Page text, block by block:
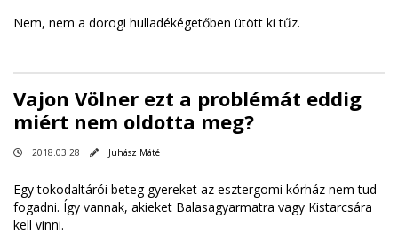
Nem, nem a dorogi hulladékégetőben ütött ki tűz.
Vajon Völner ezt a problémát eddig
miért nem oldotta meg?
2018.03.28 Juhász Máté
Egy tokodaltárói beteg gyereket az esztergomi kórház nem tud
fogadni. Így vannak, akieket Balasagyarmatra vagy Kistarcsára
kell vinni.